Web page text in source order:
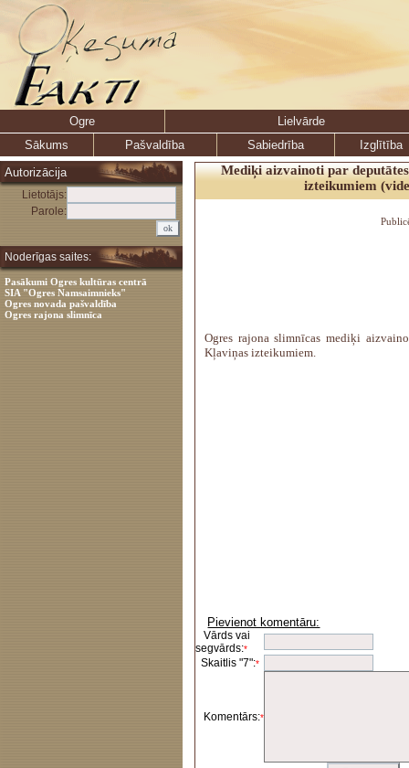
Ogre
Lielvārde
Sākums
Pašvaldība Sabiedrība
Izglītība
Autorizācija
Lietotājs:
Parole:
Noderīgas saites:
Pasākumi Ogres kultūras centrā
SIA "Ogres Namsaimnieks"
Ogres novada pašvaldība
Ogres rajona slimnīca
Mediķi aizvainoti par
izteikumiem
Ogres rajona slimnīcas mediķi
Kļaviņas izteikumiem.
Pievienot komentāru:
Vārds vai
segvārds:*
Skaitlis "7":*
Komentārs:*